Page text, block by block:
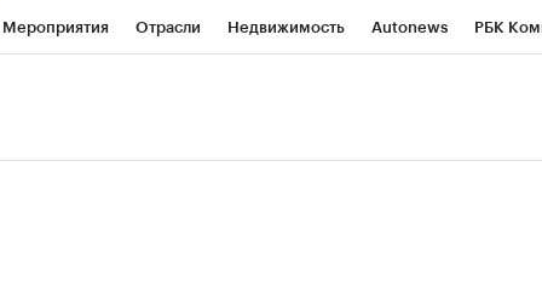
Мероприятия Отрасли Недвижимость Autonews РБК